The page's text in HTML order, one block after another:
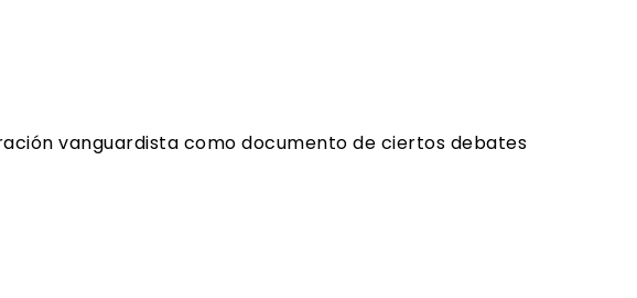
vanguardista como documento de ciertos debates